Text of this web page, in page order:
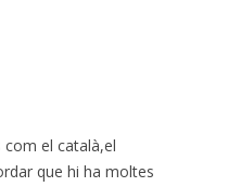
com el català,el
que hi ha moltes